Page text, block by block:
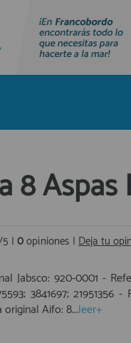
y
8 Aspas
| 0opiniones | Deja tu
Jabsco: 920-0001 -
3841697;
original Aifo: 8...leer+